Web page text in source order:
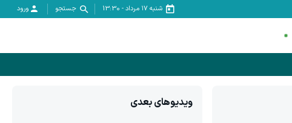
شنبه ۱۷ مرداد -
13:30 جستجو ورود
ویدیوهای بعدی